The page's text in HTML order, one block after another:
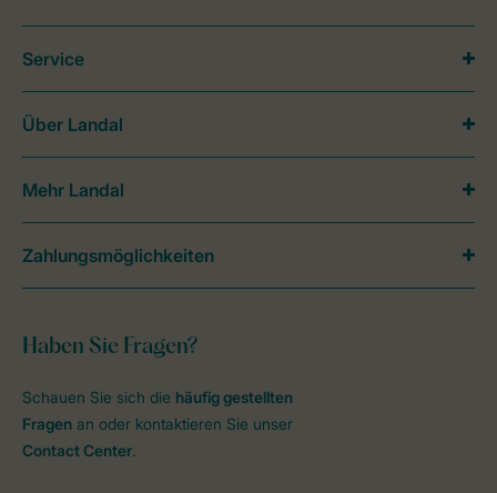
Haben Sie Fragen?
Schauen Sie sich die häufig gestellten
Fragen an oder kontaktieren Sie unser
Contact Center.
Service
Über Landal
Mehr Landal
Zahlungsmöglichkeiten